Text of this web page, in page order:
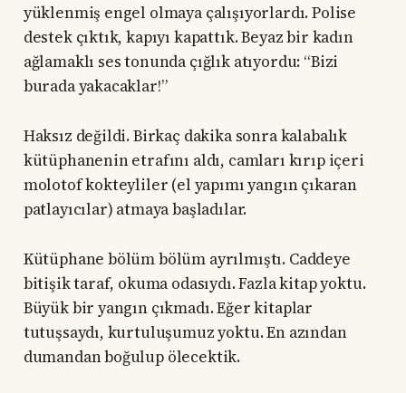
yüklenmiş engel olmaya çalışıyorlardı. Polise
destek çıktık, kapıyı kapattık. Beyaz bir kadın
ağlamaklı ses tonunda çığlık atıyordu: “Bizi
burada yakacaklar!”
Haksız değildi. Birkaç dakika sonra kalabalık
kütüphanenin etrafını aldı, camları kırıp içeri
molotof kokteyliler (el yapımı yangın çıkaran
patlayıcılar) atmaya başladılar.
Kütüphane bölüm bölüm ayrılmıştı. Caddeye
bitişik taraf, okuma odasıydı. Fazla kitap yoktu.
Büyük bir yangın çıkmadı. Eğer kitaplar
tutuşsaydı, kurtuluşumuz yoktu. En azından
dumandan boğulup ölecektik.